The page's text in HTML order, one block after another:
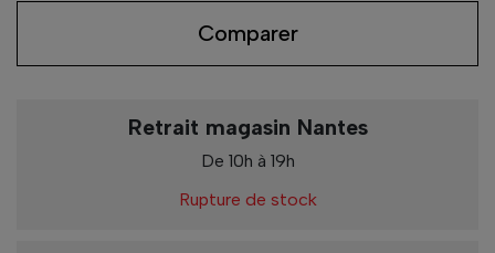
Comparer
Retrait magasin Nantes
De 10h à 19h
Rupture de stock